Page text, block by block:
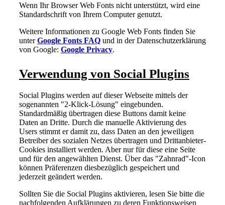
Wenn Ihr Browser Web Fonts nicht unterstützt, wird eine
Standardschrift von Ihrem Computer genutzt.
Weitere Informationen zu Google Web Fonts finden Sie
unterGoogle Fonts FAQ und in der Datenschutzerklärung
von Google: Google Privacy.
Verwendung von Social Plugins
Social Plugins werden auf dieser Webseite mittels der
sogenannten "2-Klick-Lösung" eingebunden.
Standardmäßig übertragen diese Buttons damit keine
Daten an Dritte. Durch die manuelle Aktivierung des
Users stimmt er damit zu, dass Daten an den jeweiligen
Betreiber des sozialen Netzes übertragen und Drittanbieter-
Cookies installiert werden. Aber nur für diese eine Seite
und für den angewählten Dienst. Über das "Zahnrad"-Icon
können Präferenzen diesbezüglich gespeichert und
jederzeit geändert werden.
Sollten Sie die Social Plugins aktivieren, lesen Sie bitte die
nachfolgenden Aufklärungen zu deren Funktionsweisen